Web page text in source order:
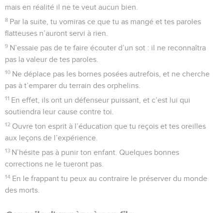
mais en réalité il ne te veut aucun bien.
8 Par la suite, tu vomiras ce que tu as mangé et tes paroles
flatteuses n’auront servi à rien.
9 N’essaie pas de te faire écouter d’un sot : il ne reconnaîtra
pas la valeur de tes paroles.
10 Ne déplace pas les bornes posées autrefois, et ne cherche
pas à t’emparer du terrain des orphelins.
11 En effet, ils ont un défenseur puissant, et c’est lui qui
soutiendra leur cause contre toi.
12 Ouvre ton esprit à l’éducation que tu reçois et tes oreilles
aux leçons de l’expérience.
13 N’hésite pas à punir ton enfant. Quelques bonnes
corrections ne le tueront pas.
14 En le frappant tu peux au contraire le préserver du monde
des morts.